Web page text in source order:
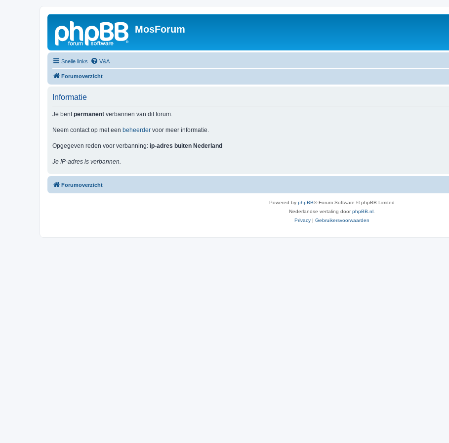
MosForum
Snelle links V&A
Forumoverzicht
Informatie
Je bentpermanent verbannen van dit forum.
Neem contact op met een beheerder voor meer informatie.
Opgegeven reden voor verbanning: ip-adres buiten Nederland
Je IP-adres is verbannen.
Forumoverzicht
Powered by phpBB® Forum Software © phpBB Limited
Nederlandse vertaling doorphpBB.nl
Privacy | Gebruikersvoorwaarden